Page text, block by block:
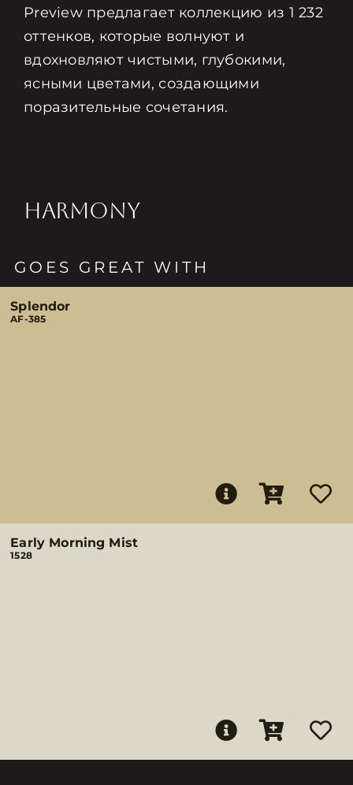
Preview предлагает коллекцию из 1 232
оттенков, которые волнуют и
вдохновляют чистыми, глубокими,
ясными цветами, создающими
поразительные сочетания.
HARMONY
GOES GREAT WITH
Splendor
AF-385
Early Morning Mist
1528